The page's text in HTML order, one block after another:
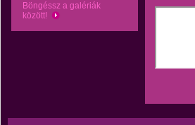
Böngéssz a galériák
között!